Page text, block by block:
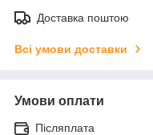
Доставка поштою
Всі умови доставки
Умови оплати
Післяплата